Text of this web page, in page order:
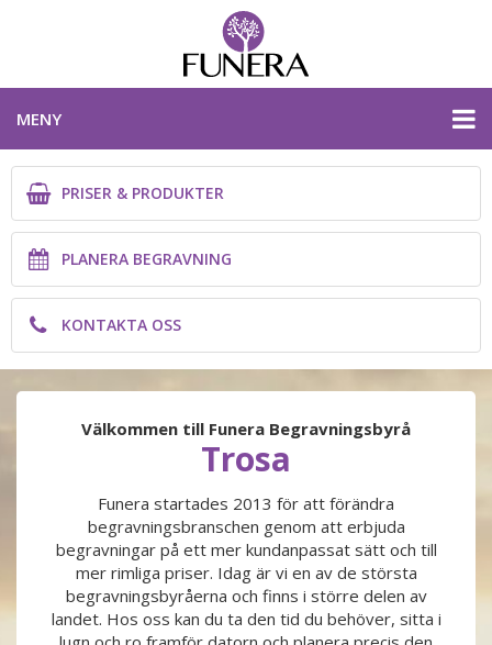
MENY
PRISER & PRODUKTER
PLANERA BEGRAVNING
KONTAKTA OSS
PRODUKTER & PRISER
OM BEGRAVNINGAR
PRISER & PRODUKTER
PLANERA BEGRAVNING
KONTAKTA OSS
Välkommen till Funera Begravningsbyrå
Trosa
Funera startades 2013 för att förändra
begravningsbranschen genom att erbjuda
begravningar på ett mer kundanpassat sätt och till
mer rimliga priser. Idag är vi en av de största
begravningsbyråerna och finns i större delen av
landet. Hos oss kan du ta den tid du behöver, sitta i